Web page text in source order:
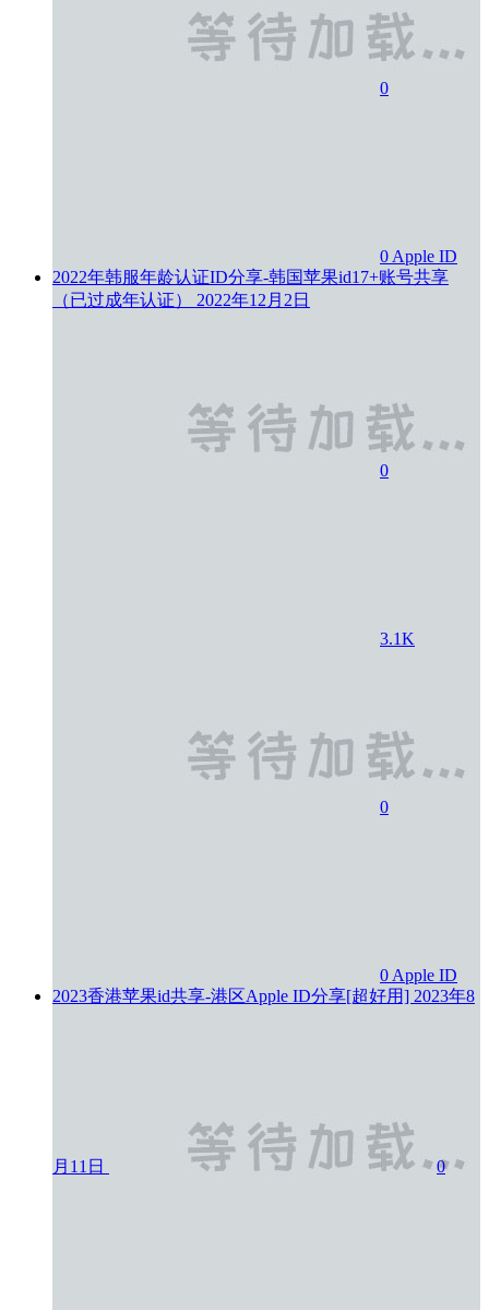
0
0 Apple ID
2022年韩服年龄认证ID分享-韩国苹果id17+账号共享
（已过成年认证） 2022年12月2日
0
3.1K
0
0 Apple ID
2023香港苹果id共享-港区Apple ID分享[超好用] 2023年8
月11日 0